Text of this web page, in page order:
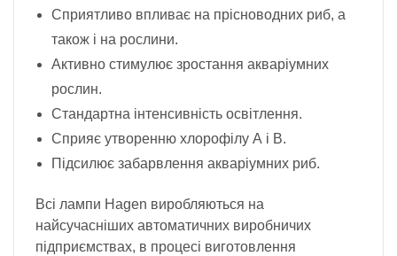
Сприятливо впливає на прісноводних риб, а
також і на рослини.
Активно стимулює зростання акваріумних
рослин.
Стандартна інтенсивність освітлення.
Сприяє утворенню хлорофілу А і В.
Підсилює забарвлення акваріумних риб.
Всі лампи Hagen виробляються на
найсучасніших автоматичних виробничих
підприємствах, в процесі виготовлення